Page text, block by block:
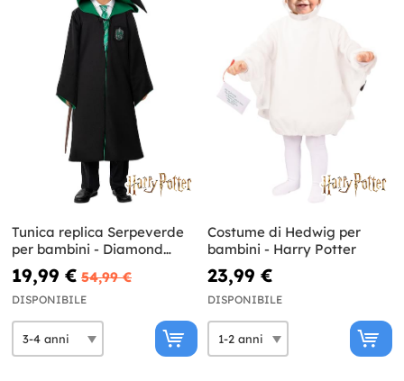
Tunica replica Serpeverde
per bambini - Diamond
Edition
19,99 € 54,99 €
DISPONIBILE
Costume di Hedwig per
bambini - Harry Potter
23,99 €
DISPONIBILE